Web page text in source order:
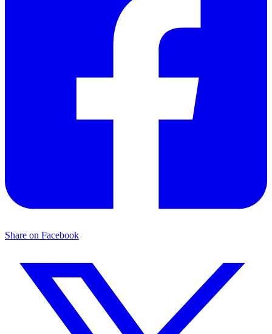
Share on Facebook